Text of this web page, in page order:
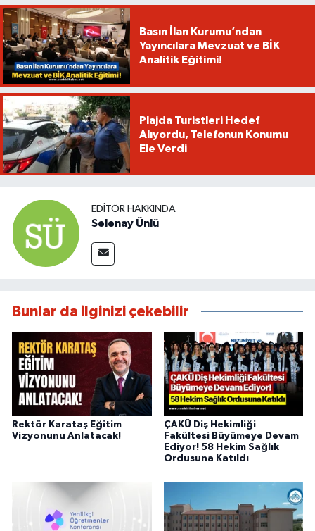
Basın İlan Kurumu’ndan
Yayıncılara Mevzuat ve BİK
Analitik Eğitimi!
Plajda Turistleri Hedef
Alıyordu, Telefonun Konumu
Ele Verdi
EDITÖR HAKKINDA
Selenay Ünlü
Bunlar da ilginizi çekebilir
Rektör Karataş Eğitim
Vizyonunu Anlatacak!
ÇAKÜ Diş Hekimliği
Fakültesi Büyümeye Devam
Ediyor! 58 Hekim Sağlık
Ordusuna Katıldı